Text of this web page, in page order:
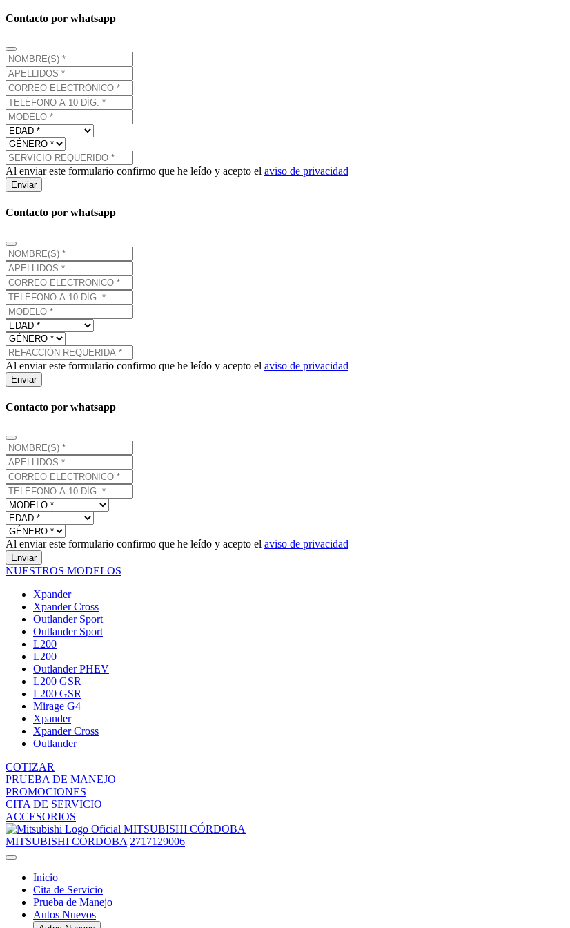
Contacto por whatsapp
Al enviar este formulario confirmo que he leído y acepto el aviso de privacidad
Enviar
Contacto por whatsapp
Al enviar este formulario confirmo que he leído y acepto el aviso de privacidad
Enviar
Contacto por whatsapp
Al enviar este formulario confirmo que he leído y acepto el aviso de privacidad
Enviar
NUESTROS MODELOS
Xpander
Xpander Cross
Outlander Sport
Outlander Sport
L200
L200
Outlander PHEV
L200 GSR
L200 GSR
Mirage G4
Xpander
Xpander Cross
Outlander
COTIZAR
PRUEBA DE MANEJO
PROMOCIONES
CITA DE SERVICIO
ACCESORIOS
MITSUBISHI CÓRDOBA
MITSUBISHI CÓRDOBA 2717129006
Inicio
Cita de Servicio
Prueba de Manejo
Autos Nuevos